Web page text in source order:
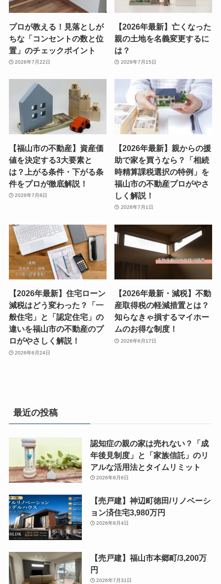
プロが教える！見落としが
ちな「コンセントの数と位
置」のチェックポイント
2026年7月22日
【2026年最新】亡くなった
親の土地を名義変更するに
は？
2026年7月15日
【福山市の不動産】資産価
値を決定する3大要素と
は？上がる条件・下がる条
件をプロが徹底解説！
2026年7月8日
【2026年最新】親からの援
助で家を買うなら？「相続
時精算課税選択の特例」を
福山市の不動産プロがやさ
しく解説！
2026年7月1日
【2026年最新】住宅ローン
減税はどう変わった？「一
般住宅」と「認定住宅」の
違いを福山市の不動産のプ
ロがやさしく解説！
2026年6月24日
【2026年最新・減税】不動
産取得税の軽減措置とは？
知らなきゃ損するマイホー
ムのお得な制度！
2026年6月17日
最近の投稿
認知症の親の家は売れない？「成
年後見制度」と「家族信託」のリ
アルな活用法とタイムリミット
2026年8月6日
【売戸建】神辺町徳田/リノベーシ
ョン済住宅3,980万円
2026年8月4日
【売戸建】福山市本郷町/3,200万
円
2026年7月31日